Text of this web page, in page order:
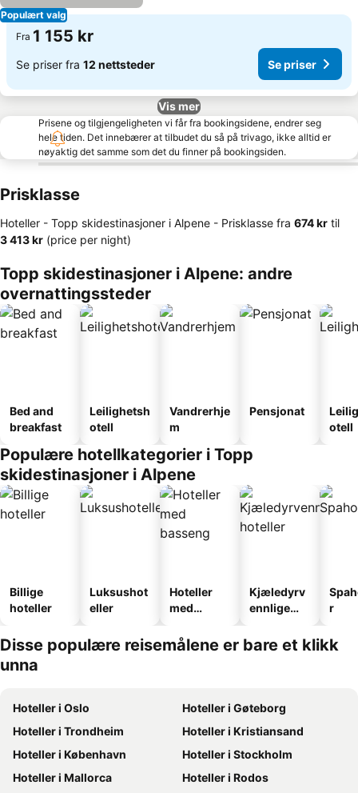
Populært valg
Fra 1 155 kr
Se priser fra 12 nettsteder Se priser
Vis mer
Prisene og tilgjengeligheten vi får fra bookingsidene, endrer seg
hele tiden. Det innebærer at tilbudet du så på trivago, ikke alltid er
nøyaktig det samme som det du finner på bookingsiden.
Prisklasse
Hoteller - Topp skidestinasjoner i Alpene - Prisklasse fra ‎674 kr til
‎3 413 kr (price per night)
Topp skidestinasjoner i Alpene: andre
overnattingssteder
Bed and
breakfast
Leilighetsh
otell
Vandrerhje
m
Pensjonat
otell
Populære hotellkategorier i Topp
skidestinasjoner i Alpene
Billige
hoteller
Luksushot
eller
Hoteller
med
Kjæledyrv
ennlige
r
Disse populære reisemålene er bare et klikk
unna
Hoteller i Oslo
Hoteller i Gøteborg
Hoteller i Trondheim
Hoteller i Kristiansand
Hoteller i København
Hoteller i Stockholm
Hoteller i Mallorca
Hoteller i Rodos